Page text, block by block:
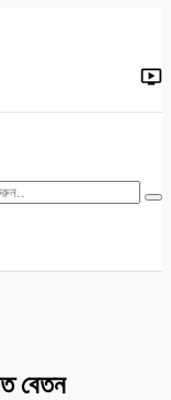
জাতীয় যশোর
বেতন